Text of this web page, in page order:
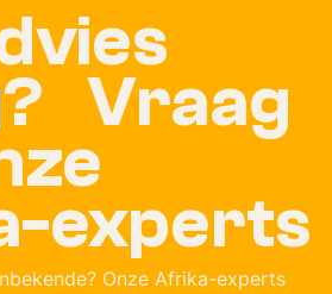
Vraag
experts
Onze Afrika-experts